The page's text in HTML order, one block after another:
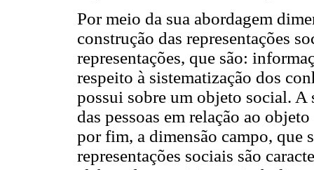
Por meio da sua abordagem
construção das representações
representações, que são:
respeito à sistematização dos
possui sobre um objeto social. A
das pessoas em relação ao
por fim, a dimensão campo, que
representações sociais são